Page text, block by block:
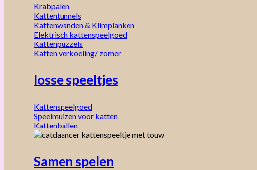
Krabpalen
Kattentunnels
Kattenwanden & Klimplanken
Elektrisch kattenspeelgoed
Kattenpuzzels
Katten verkoeling/ zomer
losse speeltjes
Kattenspeelgoed
Speelmuizen voor katten
Kattenballen
Samen spelen